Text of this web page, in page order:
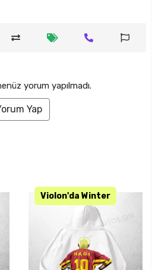
yorum yapılmadı.
Yap